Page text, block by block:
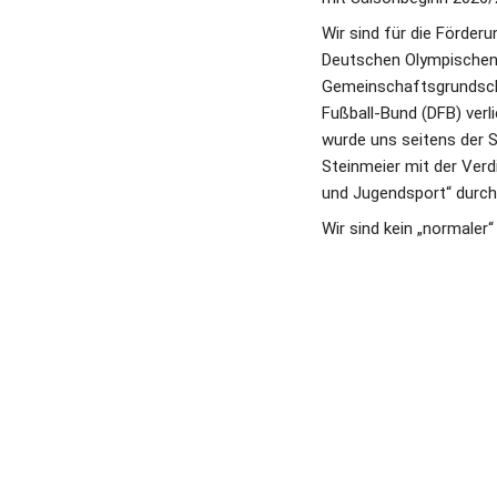
Wir sind für die
Deutschen
Fußball-Bund (DFB)
wurde uns seitens der
Steinmeier mit der
und Jugendsport“
Wir sind kein